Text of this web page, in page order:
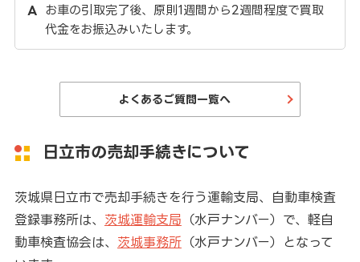
お車の引取完了後、原則1週間から2週間程度で買取
代金をお振込みいたします。
よくあるご質問一覧へ
日立市の売却手続きについて
茨城県日立市で売却手続きを行う運輸支局、自動車検査
登録事務所は、 茨城運輸支局 （水戸ナンバー）で、軽自
動車検査協会は、 茨城事務所（水戸ナンバー）となって